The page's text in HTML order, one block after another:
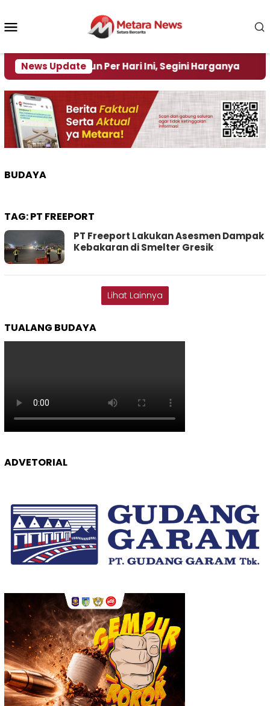
konten
News Update
Turun Per Hari Ini, Segini Harganya
BUDAYA
TAG:PT FREEPORT
PT Freeport Lakukan Asesmen Dampak
Kebakaran di Smelter Gresik
Lihat Lainnya
TUALANG BUDAYA
ADVETORIAL